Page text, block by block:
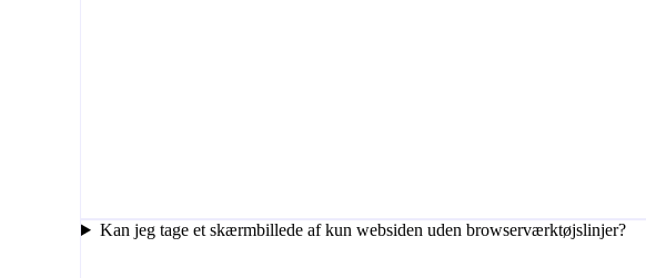
Kan jeg tage et skærmbillede af kun websiden uden browserværktøjslinjer?